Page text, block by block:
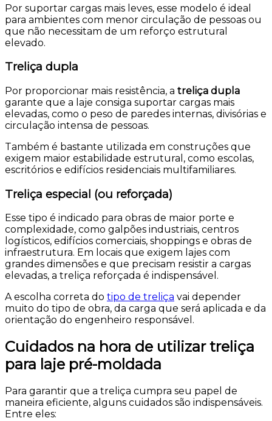
Por suportar cargas mais leves, esse modelo é ideal
para ambientes com menor circulação de pessoas ou
que não necessitam de um reforço estrutural
elevado.
Treliça dupla
Por proporcionar mais resistência, a treliça dupla
garante que a laje consiga suportar cargas mais
elevadas, como o peso de paredes internas, divisórias e
circulação intensa de pessoas.
Também é bastante utilizada em construções que
exigem maior estabilidade estrutural, como escolas,
escritórios e edifícios residenciais multifamiliares.
Treliça especial (ou reforçada)
Esse tipo é indicado para obras de maior porte e
complexidade, como galpões industriais, centros
logísticos, edifícios comerciais, shoppings e obras de
infraestrutura. Em locais que exigem lajes com
grandes dimensões e que precisam resistir a cargas
elevadas, a treliça reforçada é indispensável.
A escolha correta do tipo de treliça vai depender
muito do tipo de obra, da carga que será aplicada e da
orientação do engenheiro responsável.
Cuidados na hora de utilizar treliça
para laje pré-moldada
Para garantir que a treliça cumpra seu papel de
maneira eficiente, alguns cuidados são indispensáveis.
Entre eles: